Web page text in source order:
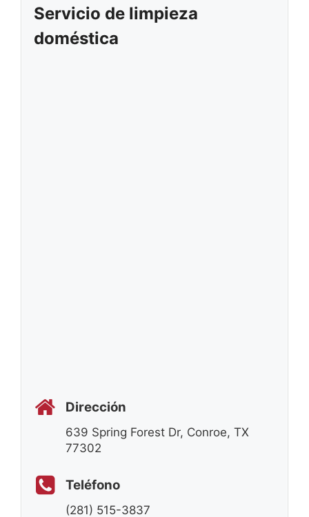
Servicio de limpieza
doméstica
Dirección
639 Spring Forest Dr, Conroe, TX
77302
Teléfono
(281) 515-3837